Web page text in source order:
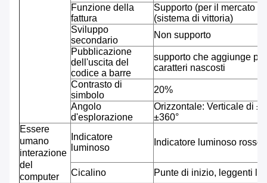
Funzione della
fattura
Supporto (per il mercato
(sistema di vittoria)
Sviluppo
secondario
Non supporto
Pubblicazione
dell'uscita del
codice a barre
supporto che aggiunge
caratteri nascosti
Contrasto di
simbolo
20%
Angolo
d'esplorazione
Orizzontale: Verticale di
±360°
Essere
umano
interazione
del
computer
Indicatore
luminoso
Indicatore luminoso rosso
Cicalino Punte di inizio, leggenti le